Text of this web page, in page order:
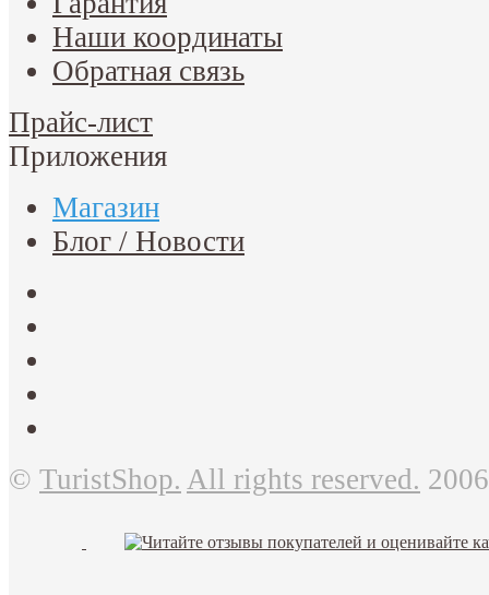
Наши координаты
Обратная связь
Прайс-лист
Приложения
Магазин
Блог / Новости
© TuristShop. All rights reserved.